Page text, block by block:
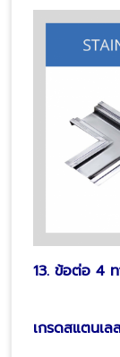
13. ข้อต่อ 4 ท
เกรดสแตนเ